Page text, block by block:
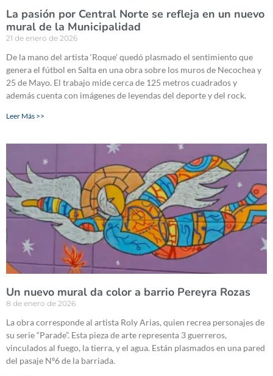
La pasión por Central Norte se refleja en un nuevo
mural de la Municipalidad
21 de enero de 2026
De la mano del artista ‘Roque’ quedó plasmado el sentimiento que
genera el fútbol en Salta en una obra sobre los muros de Necochea y
25 de Mayo. El trabajo mide cerca de 125 metros cuadrados y
además cuenta con imágenes de leyendas del deporte y del rock.
Leer Más >>
Un nuevo mural da color a barrio Pereyra Rozas
8 de enero de 2026
La obra corresponde al artista Roly Arias, quien recrea personajes de
su serie “Parade”. Esta pieza de arte representa 3 guerreros,
vinculados al fuego, la tierra, y el agua. Están plasmados en una pared
del pasaje Nº6 de la barriada.